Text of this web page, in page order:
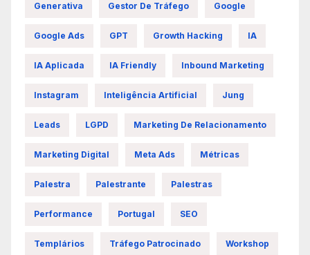
Generativa Gestor De Tráfego Google
Google Ads GPT Growth Hacking IA
IA Aplicada IA Friendly Inbound Marketing
Instagram Inteligência Artificial Jung
Leads LGPD Marketing De Relacionamento
Marketing Digital Meta Ads Métricas
Palestra Palestrante Palestras
Performance Portugal SEO
Templários Tráfego Patrocinado Workshop